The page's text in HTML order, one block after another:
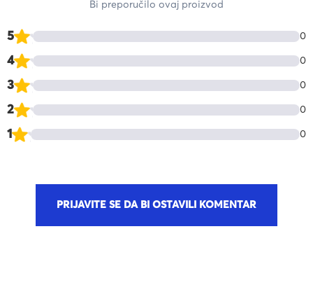
5 0
4 0
3 0
2 0
1 0
Bi preporučilo ovaj proizvod
PRIJAVITE SE DA BI OSTAVILI KOMENTAR